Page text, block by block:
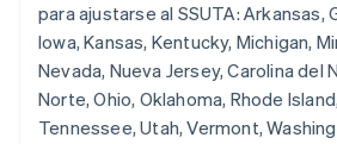
para ajustarse al SSUTA: Arkansas,
Iowa, Kansas, Kentucky, Michigan,
Nevada, Nueva Jersey, Carolina del
Norte, Ohio, Oklahoma, Rhode
Tennessee, Utah, Vermont,